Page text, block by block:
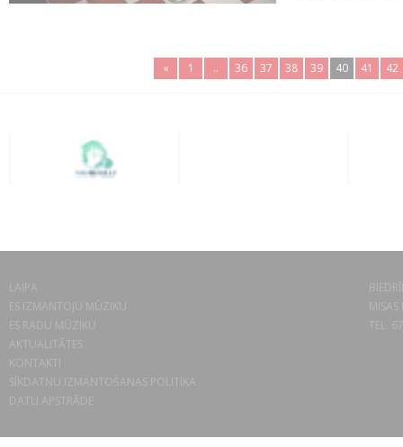
« 1 .. 36 37 38 39 40 41 42
LAIPA
ES IZMANTOJU MŪZIKU
ES RADU MŪZIKU
AKTUALITĀTES
KONTAKTI
SĪKDATŅU IZMANTOŠANAS POLITIKA
DATU APSTRĀDE
TEL.